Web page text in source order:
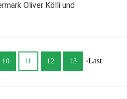
Oliver Kölli und
10 11 12 13 ›Last